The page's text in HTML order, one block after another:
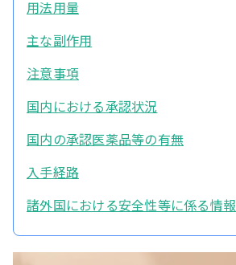
用法用量
主な副作用
注意事項
国内における承認状況
国内の承認医薬品等の有無
入手経路
諸外国における安全性等に係る情報